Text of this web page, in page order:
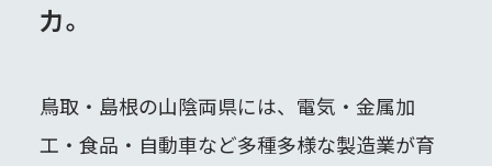
力。
鳥取・島根の山陰両県には、電気・金属加
工・食品・自動車など多種多様な製造業が育